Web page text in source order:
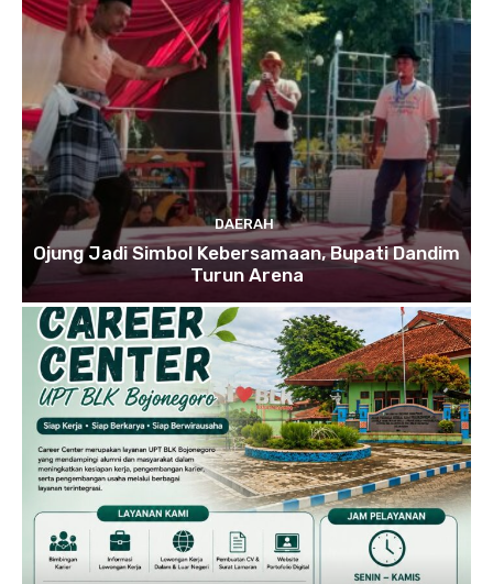
DAERAH
Ojung Jadi Simbol Kebersamaan, Bupati Dandim
Turun Arena